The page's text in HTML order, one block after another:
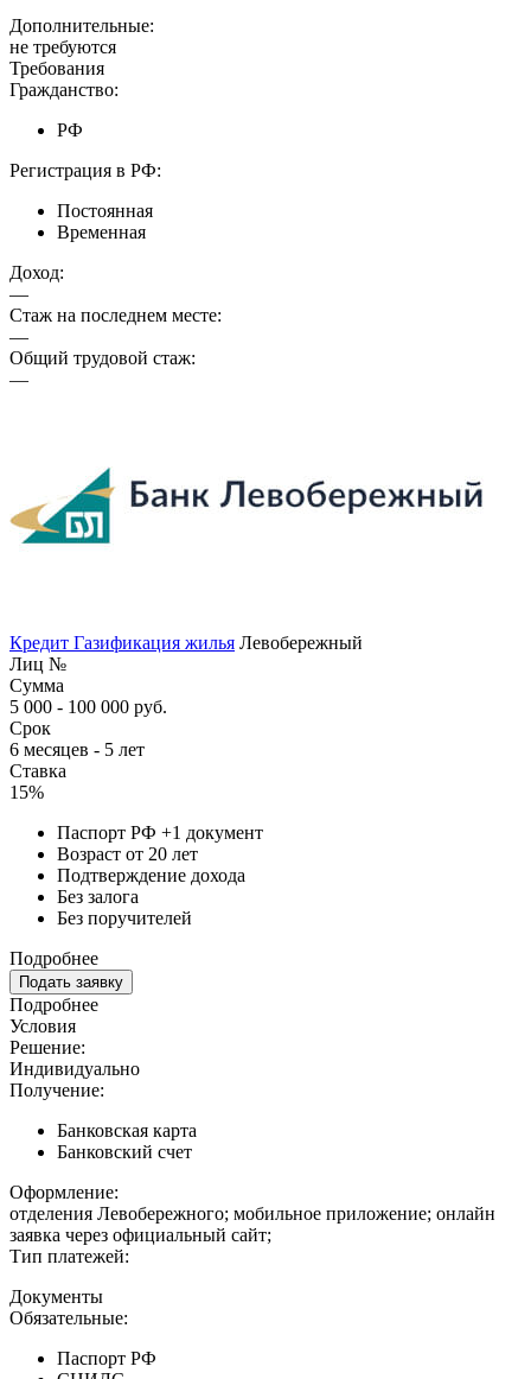
Дополнительные:
не требуются
Требования
Гражданство:
РФ
Регистрация в РФ:
Постоянная
Временная
Доход:
—
Стаж на последнем месте:
—
Общий трудовой стаж:
—
Кредит Газификация жилья Левобережный
Лиц №
Сумма
5 000 - 100 000 руб.
Срок
6 месяцев - 5 лет
Ставка
15%
Паспорт РФ +1 документ
Возраст от 20 лет
Подтверждение дохода
Без залога
Без поручителей
Подробнее
Подать заявку
Подробнее
Условия
Решение:
Индивидуально
Получение:
Банковская карта
Банковский счет
Оформление:
отделения Левобережного; мобильное приложение; онлайн
заявка через официальный сайт;
Тип платежей:
Документы
Обязательные:
Паспорт РФ